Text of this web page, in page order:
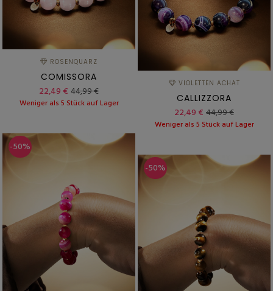
ROSENQUARZ
COMISSORA
22,49 € 44,99 €
Weniger als 5 Stück auf Lager
VIOLETTEN ACHAT
CALLIZZORA
22,49 € 44,99 €
Weniger als 5 Stück auf Lager
-50%
-50%